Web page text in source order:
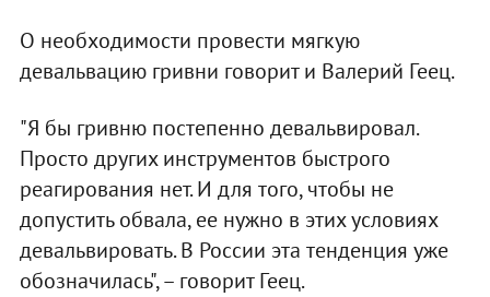
О необходимости провести мягкую
девальвацию гривни говорит и Валерий Геец.
"Я бы гривню постепенно девальвировал.
Просто других инструментов быстрого
реагирования нет. И для того, чтобы не
допустить обвала, ее нужно в этих условиях
девальвировать. В России эта тенденция уже
обозначилась", – говорит Геец.